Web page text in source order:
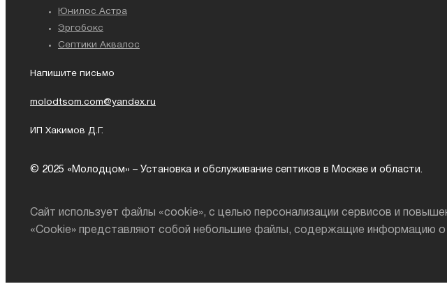
Юнилос Астра
Эргобокс
Септики Аквалос
Напишите письмо
molodtsom.com@yandex.ru
ИП Хакимов Д.Г.
© 2025 «Молодцом» – Установка и обслуживание септиков в Москве и области.
Сайт использует файлы «cookie», с целью персонализации сервисов и
«Cookie» представляют собой небольшие файлы, содержащие информацию